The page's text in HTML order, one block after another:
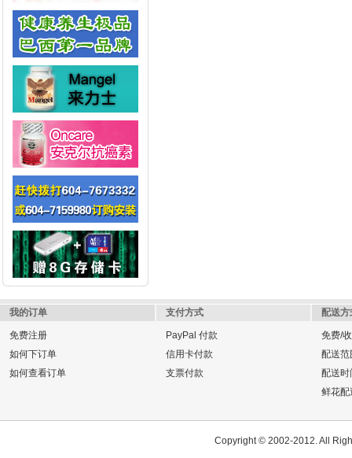
我的订单 支付方式 配送方
免费注册
如何下订单
如何查看订单
PayPal 付款
信用卡付款
支票付款
免费/
配送范
配送时
鲜花配
Copyright © 2002-2012. All